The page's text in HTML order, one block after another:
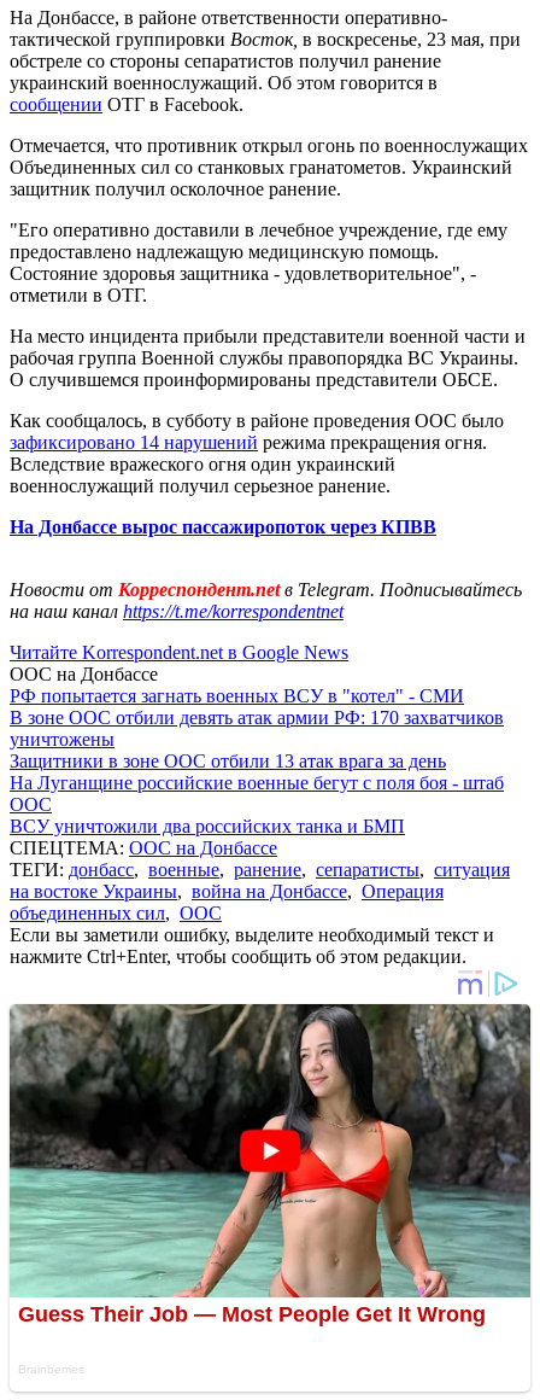
На Донбассе, в районе ответственности оперативно-
тактической группировки Восток, в воскресенье, 23 мая, при
обстреле со стороны сепаратистов получил ранение
украинский военнослужащий. Об этом говорится в
сообщении ОТГ в Facebook.
Отмечается, что противник открыл огонь по военнослужащих
Объединенных сил со станковых гранатометов. Украинский
защитник получил осколочное ранение.
"Его оперативно доставили в лечебное учреждение, где ему
предоставлено надлежащую медицинскую помощь.
Состояние здоровья защитника - удовлетворительное", -
отметили в ОТГ.
На место инцидента прибыли представители военной части и
рабочая группа Военной службы правопорядка ВС Украины.
О случившемся проинформированы представители ОБСЕ.
Как сообщалось, в субботу в районе проведения ООС было
зафиксировано 14 нарушений режима прекращения огня.
Вследствие вражеского огня один украинский
военнослужащий получил серьезное ранение.
На Донбассе вырос пассажиропоток через КПВВ
Новости от Корреспондент.netв Telegram. Подписывайтесь
на наш канал https://t.me/korrespondentnet
Читайте Korrespondent.net в Google News
ООС на Донбассе
РФ попытается загнать военных ВСУ в "котел" - СМИ
В зоне ООС отбили девять атак армии РФ: 170 захватчиков
уничтожены
Защитники в зоне ООС отбили 13 атак врага за день
На Луганщине российские военные бегут с поля боя - штаб
ООС
ВСУ уничтожили два российских танка и БМП
СПЕЦТЕМА: ООС на Донбассе
ТЕГИ: донбасс, военные, ранение, сепаратисты, ситуация
на востоке Украины, война на Донбассе, Операция
объединенных сил, ООС
Если вы заметили ошибку, выделите необходимый текст и
нажмите Ctrl+Enter, чтобы сообщить об этом редакции.